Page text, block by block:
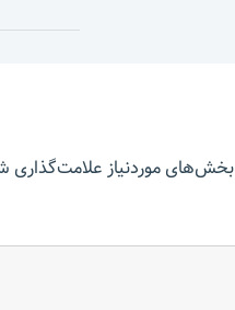
بخش‌های موردنیاز علامت‌گذاری